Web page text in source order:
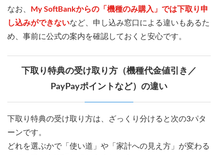
なお、
My SoftBankからの「機種のみ購入」では下取り申
し込みができないなど、申し込み窓口による違いもあるた
め、事前に公式の案内を確認しておくと安心です。
下取り特典の受け取り方（機種代金値引き／
PayPayポイントなど）の違い
下取り特典の受け取り方は、ざっくり分けると次の3パタ
ーンです。
どれを選ぶかで「使い道」や「家計への見え方」が変わる